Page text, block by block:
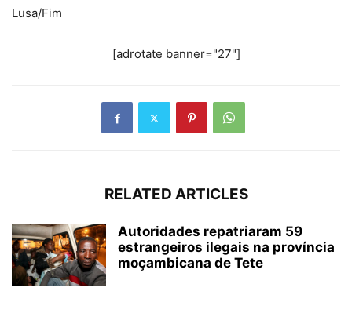
Lusa/Fim
[adrotate banner="27"]
RELATED ARTICLES
Autoridades repatriaram 59
estrangeiros ilegais na província
moçambicana de Tete